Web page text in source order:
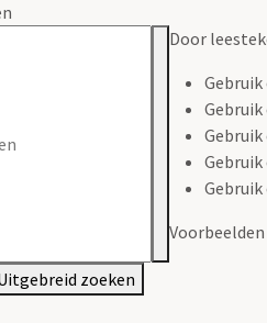
Door
Gebruik
Gebruik
Gebruik
Gebruik
Gebruik
zoeken